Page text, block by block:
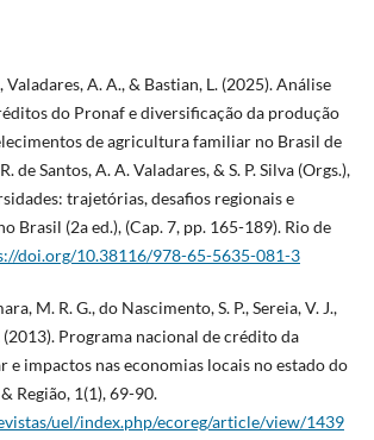
Valadares, A. A., & Bastian, L. (2025). Análise
do Pronaf e diversificação da produção
de agricultura familiar no Brasil de
de Santos, A. A. Valadares, & S. P. Silva (Orgs.),
trajetórias, desafios regionais e
Brasil (2a ed.), (Cap. 7, pp. 165-189). Rio de
doi.org/10.38116/978-65-5635-081-3
M. R. G., do Nascimento, S. P., Sereia, V. J.,
(2013). Programa nacional de crédito da
impactos nas economias locais no estado do
Região, 1(1), 69-90.
uel/index.php/ecoreg/article/view/1439